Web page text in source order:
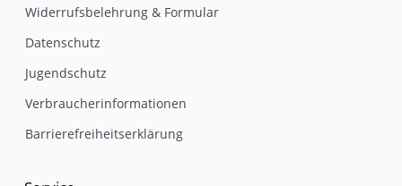
Widerrufsbelehrung & Formular
Datenschutz
Jugendschutz
Verbraucherinformationen
Barrierefreiheitserklärung